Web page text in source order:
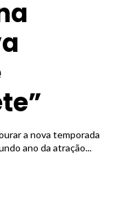
a nova temporada
ano da atração...